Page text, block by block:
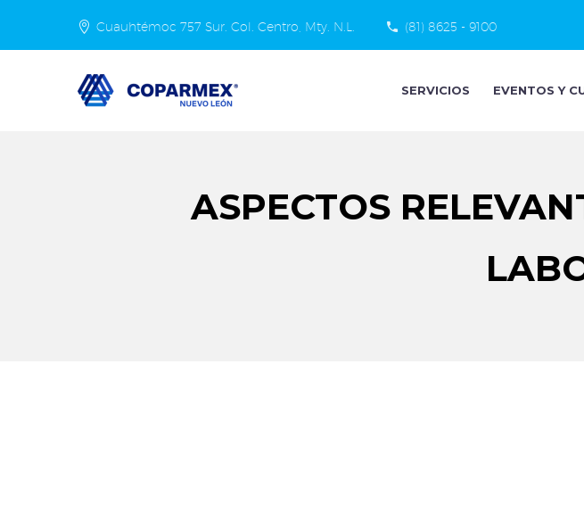
Cuauhtémoc 757 Sur. Col. Centro, Mty. N.L. (81) 8625 - 9100
SERVICIOS EVENTOS Y
ASPECTOS